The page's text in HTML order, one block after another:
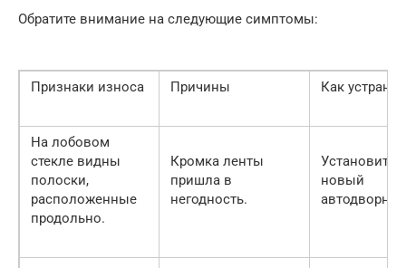
Обратите внимание на следующие симптомы:
Признаки износа Причины Как
На лобовом
стекле видны
полоски,
расположенные
продольно.
Кромка ленты
пришла в
негодность.
Установите
новый